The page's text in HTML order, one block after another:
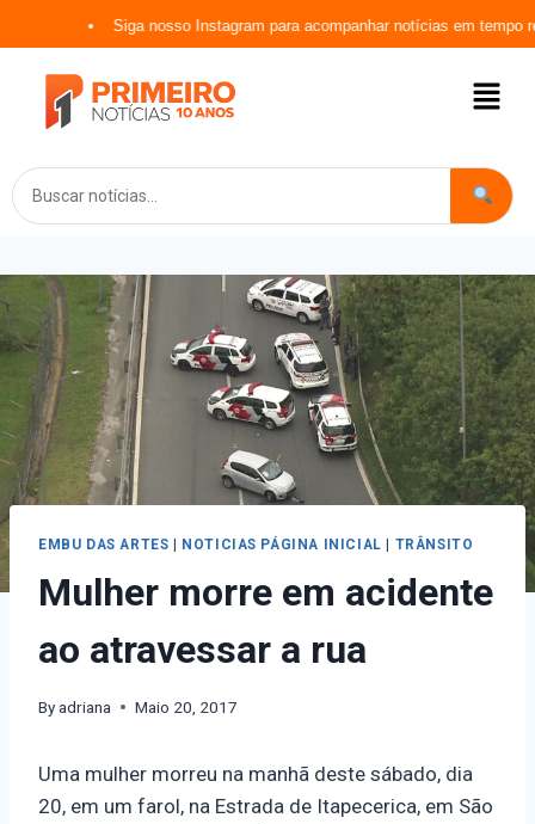
Siga nosso Instagram para acompanhar notícias em tempo real
EMBU DAS ARTES NOTICIAS PÁGINA INICIAL TRÂNSITO
Mulher morre em acidente
ao atravessar a rua
Byadriana Maio 20, 2017
Uma mulher morreu na manhã deste sábado, dia
20, em um farol, na Estrada de Itapecerica, em São